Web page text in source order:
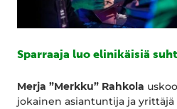
Sparraaja luo elinikäisiä
Merja ”Merkku” Rahkola
jokainen asiantuntija ja yrittäjä